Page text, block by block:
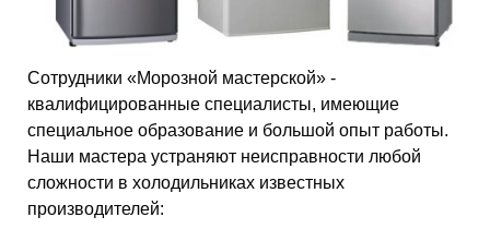
Сотрудники «Морозной мастерской» -
квалифицированные специалисты, имеющие
специальное образование и большой опыт работы.
Наши мастера устраняют неисправности любой
сложности в холодильниках известных
производителей: